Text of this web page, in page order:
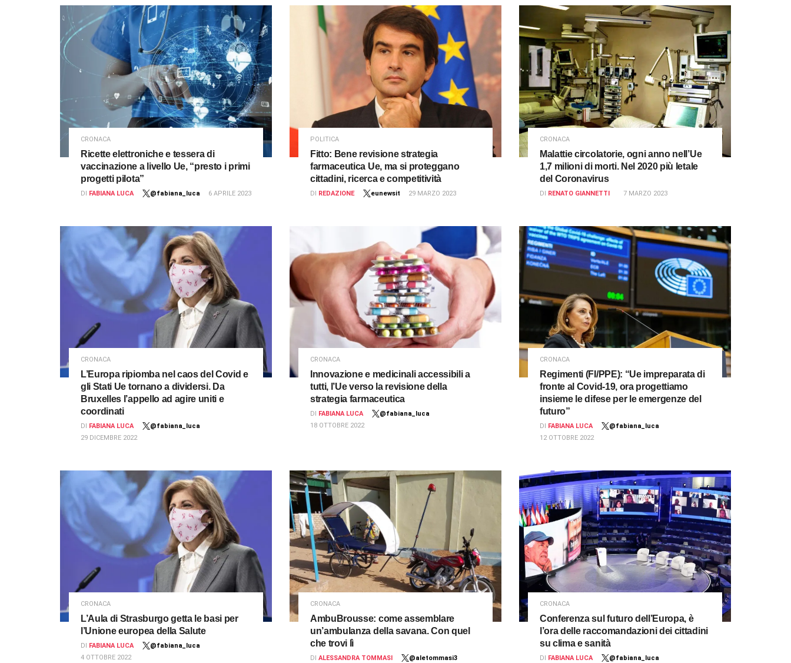
CRONACA
Ricette elettroniche e tessera di
vaccinazione a livello Ue, “presto i primi
progetti pilota”
DI FABIANA LUCA @fabiana_luca 6 APRILE 2023
POLITICA
Fitto: Bene revisione strategia
farmaceutica Ue, ma si proteggano
cittadini, ricerca e competitività
DI REDAZIONE eunewsit 29 MARZO 2023
CRONACA
Malattie circolatorie, ogni anno nell’Ue
1,7 milioni di morti. Nel 2020 più letale
del Coronavirus
DI RENATO GIANNETTI 7 MARZO 2023
CRONACA
L’Europa ripiomba nel caos del Covid e
gli Stati Ue tornano a dividersi. Da
Bruxelles l’appello ad agire uniti e
coordinati
DI FABIANA LUCA
@fabiana_luca
29 DICEMBRE 2022
CRONACA
Innovazione e medicinali accessibili a
tutti, l’Ue verso la revisione della
strategia farmaceutica
DI FABIANA LUCA
@fabiana_luca
18 OTTOBRE 2022
CRONACA
Regimenti (FI/PPE): “Ue impreparata di
fronte al Covid-19, ora progettiamo
insieme le difese per le emergenze del
futuro”
DI FABIANA LUCA
@fabiana_luca
12 OTTOBRE 2022
CRONACA
L’Aula di Strasburgo getta le basi per
l’Unione europea della Salute
DI FABIANA LUCA
@fabiana_luca
4 OTTOBRE 2022
CRONACA
AmbuBrousse: come assemblare
un’ambulanza della savana. Con quel
che trovi lì
DI ALESSANDRA TOMMASI
@aletommasi3
CRONACA
Conferenza sul futuro dell’Europa, è
l’ora delle raccomandazioni dei cittadini
su clima e sanità
DI FABIANA LUCA
@fabiana_luca